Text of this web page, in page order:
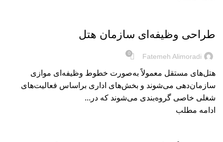
طراحی وظیفه‌ای سازمان هتل‌
Fatemeh Alimoradi
0
هتل‌های مستقل معمولاً به‌صورت خطوط وظیفه‌ای موازی
سازمان‌دهی می‌شوند و بخش‌های اداری براساس فعالیت‌های
شغلی خاصی گروه‌بندی می‌شوند که در...
ادامه مطلب